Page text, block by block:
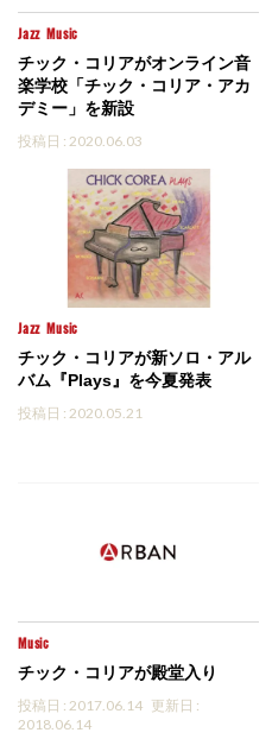
Jazz Music
チック・コリアがオンライン音
楽学校「チック・コリア・アカ
デミー」を新設
投稿日 : 2020.06.03
Jazz Music
チック・コリアが新ソロ・アル
バム『Plays』を今夏発表
投稿日 : 2020.05.21
Music
チック・コリアが殿堂入り
投稿日 : 2017.06.14 更新日 :
2018.06.14